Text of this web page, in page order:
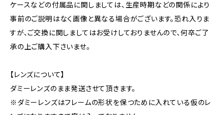
ケースなどの付属品に関しましては、生産時期などの関係により
事前のご説明はなく画像と異なる場合がございます。恐れ入りま
すが、ご交換に関しましてはお受けしておりませんので、何卒ご了
承の上ご購入下さいませ。
【レンズについて】
ダミーレンズのまま発送させて頂きます。
※ダミーレンズはフレームの形状を保つために入れている仮のレ